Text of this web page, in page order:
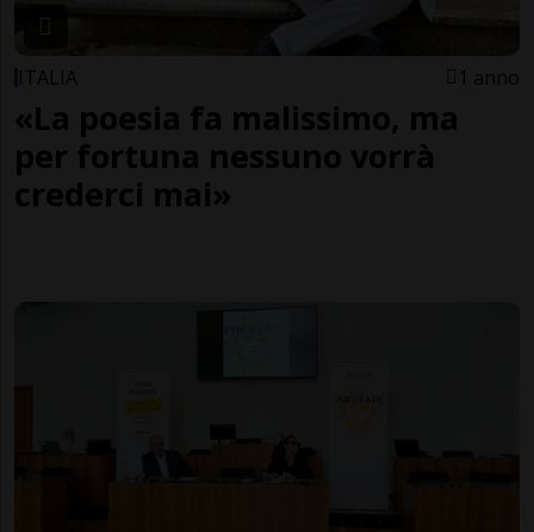
ITALIA 1 anno
«La poesia fa malissimo, ma
per fortuna nessuno vorrà
crederci mai»